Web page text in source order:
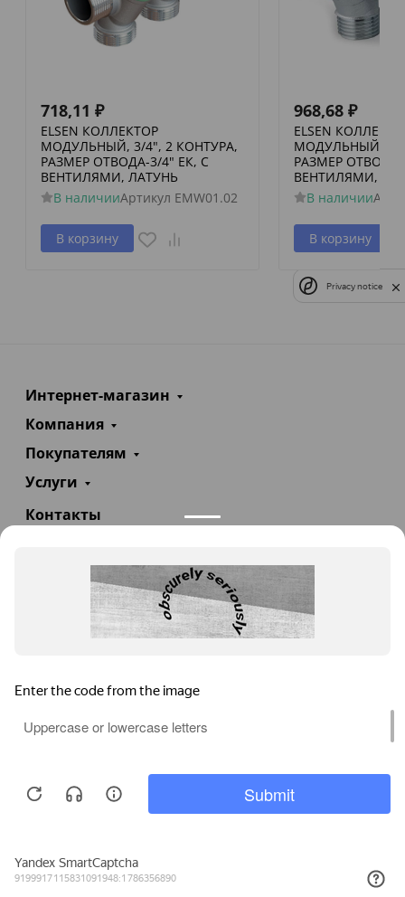
Каталог
718,11 ₽
ELSEN КОЛЛЕКТОР
МОДУЛЬНЫЙ, 3/4", 2 КОНТУРА,
РАЗМЕР ОТВОДА-3/4" ЕК, С
ВЕНТИЛЯМИ, ЛАТУНЬ
В наличииАртикул EMW01.02
В корзину
968,68 ₽
ELSEN
МОДУЛЬНЫЙ, 3/
РАЗМЕР ОТВОДА-
ВЕНТИЛЯМИ,
В наличии
В корзину
Интернет-магазин
Компания
Покупателям
Услуги
Контакты
info@teploexpert.com
Пн—Сб 09:00 – 18:00
TeploExpert.com © 2008 - 2026 Оборудование для
систем отопления, водоснабжения, канализации
Privacy notice